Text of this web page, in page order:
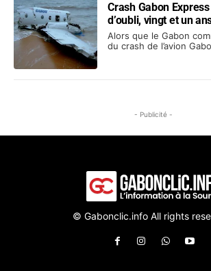
Crash Gabon
d’oubli, vingt et un
Alors que le Gabon
du crash de l’avion
- Publicité -
© Gabonclic.info All rights